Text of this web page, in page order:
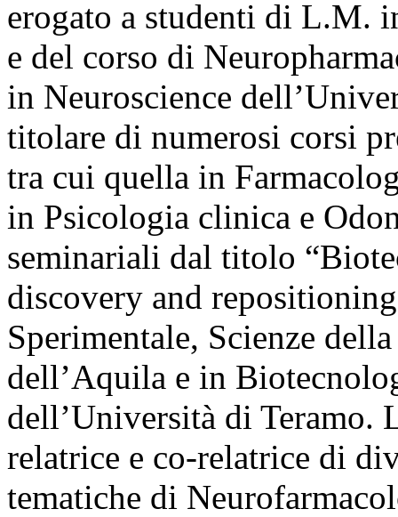
erogato a studenti di L.M.
e del corso di
in Neuroscience
titolare di numerosi corsi
tra cui quella in
in Psicologia clinica e
seminariali dal titolo
discovery and
Sperimentale, Scienze
dell’Aquila e in
dell’Università di Teramo.
relatrice e co-relatrice di
tematiche di